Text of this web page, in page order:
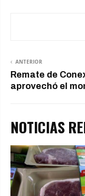
ANTERIOR
Remate de
aprovechó el
NOTICIAS